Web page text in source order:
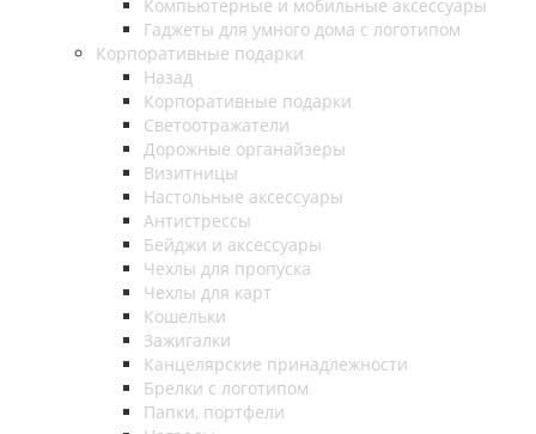
Компьютерные и мобильные аксессуары
Гаджеты для умного дома с логотипом
Корпоративные подарки
Назад
Корпоративные подарки
Светоотражатели
Дорожные органайзеры
Визитницы
Настольные аксессуары
Антистрессы
Бейджи и аксессуары
Чехлы для пропуска
Чехлы для карт
Кошельки
Зажигалки
Канцелярские принадлежности
Брелки с логотипом
Папки, портфели